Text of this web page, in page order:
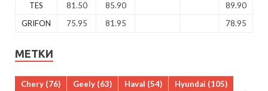
TES
81.50 85.90
89.90
GRIFON
75.95 81.95 78.95
МЕТКИ
Chery (76) Geely (63) Haval (54) Hyundai (105)